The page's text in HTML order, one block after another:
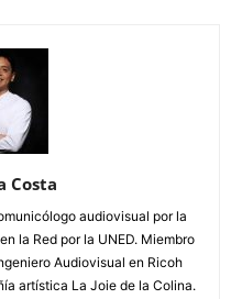
Costa
audiovisual por la
la Red por la UNED. Miembro
Audiovisual en Ricoh
artística La Joie de la Colina.